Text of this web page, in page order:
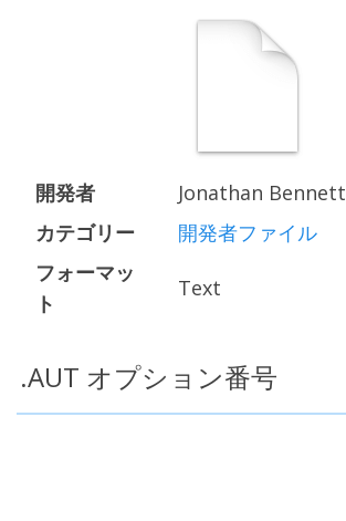
開発者
Jonathan Bennett
カテゴリー
開発者ファイル
フォーマッ
ト
Text
.AUT オプション番号